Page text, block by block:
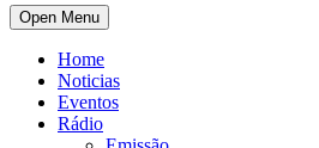
Open Menu
Home
Noticias
Eventos
Rádio